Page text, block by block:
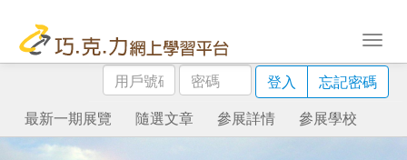
用
戶
號
碼
密
碼
登入
忘記密碼
最新一期展覽
隨選文章 參展詳情 參展學校